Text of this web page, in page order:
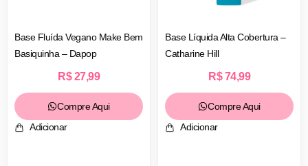
Base Fluída Vegano Make Bem
Basiquinha – Dapop
R$27,99
Compre Aqui
Adicionar
Base Líquida Alta Cobertura –
Catharine Hill
R$74,99
Compre Aqui
Adicionar